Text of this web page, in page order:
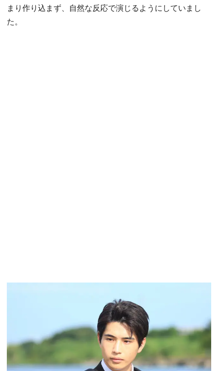
まり作り込まず、自然な反応で演じるようにしていまし
た。